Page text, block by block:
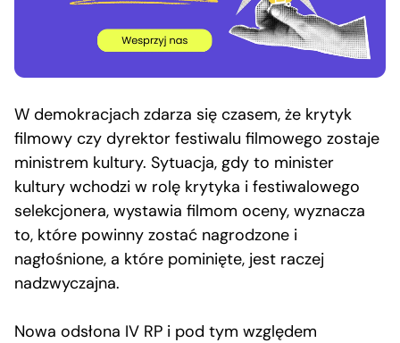
W demokracjach zdarza się czasem, że krytyk
filmowy czy dyrektor festiwalu filmowego zostaje
ministrem kultury. Sytuacja, gdy to minister
kultury wchodzi w rolę krytyka i festiwalowego
selekcjonera, wystawia filmom oceny, wyznacza
to, które powinny zostać nagrodzone i
nagłośnione, a które pominięte, jest raczej
nadzwyczajna.
Nowa odsłona IV RP i pod tym względem